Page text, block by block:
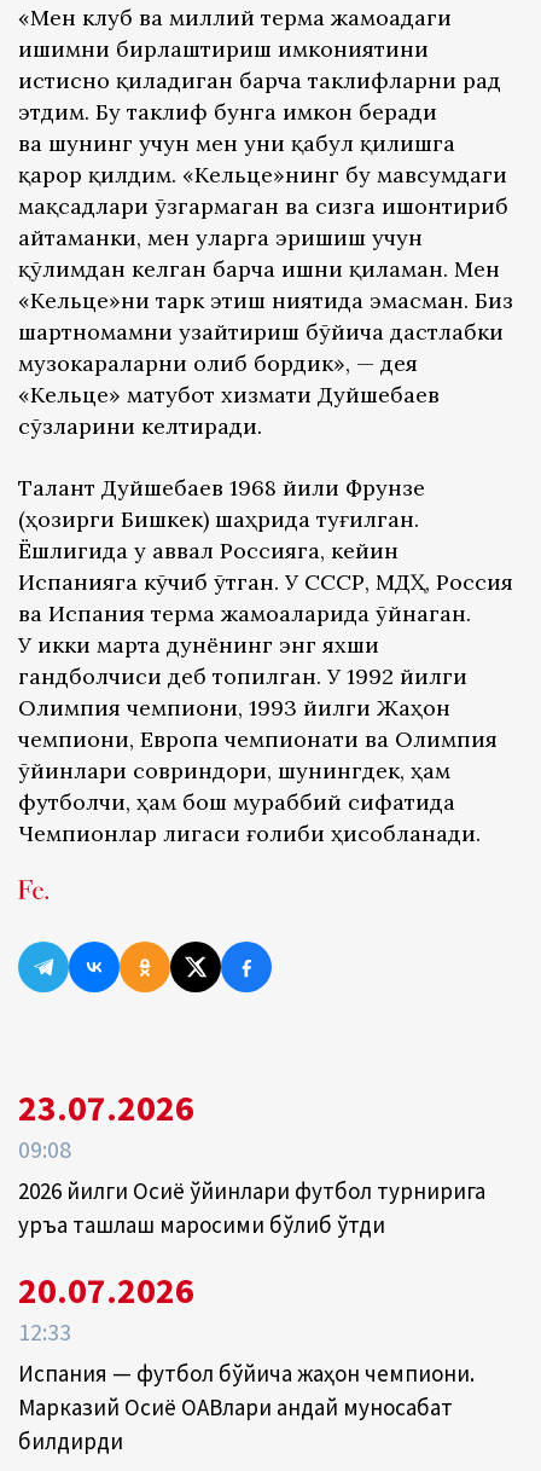
«Мен клуб ва миллий терма жамоадаги
ишимни бирлаштириш имкониятини
истисно қиладиган барча таклифларни рад
этдим. Бу таклиф бунга имкон беради
ва шунинг учун мен уни қабул қилишга
қарор қилдим. «Кельце»нинг бу мавсумдаги
мақсадлари ўзгармаган ва сизга ишонтириб
айтаманки, мен уларга эришиш учун
қўлимдан келган барча ишни қиламан. Мен
«Кельце»ни тарк этиш ниятида эмасман. Биз
шартномамни узайтириш бўйича дастлабки
музокараларни олиб бордик», — дея
«Кельце» матубот хизмати Дуйшебаев
сўзларини келтиради.
Талант Дуйшебаев 1968 йили Фрунзе
(ҳозирги Бишкек) шаҳрида туғилган.
Ёшлигида у аввал Россияга, кейин
Испанияга кўчиб ўтган. У СССР, МДҲ, Россия
ва Испания терма жамоаларида ўйнаган.
У икки марта дунёнинг энг яхши
гандболчиси деб топилган. У 1992 йилги
Олимпия чемпиони, 1993 йилги Жаҳон
чемпиони, Европа чемпионати ва Олимпия
ўйинлари совриндори, шунингдек, ҳам
футболчи, ҳам бош мураббий сифатида
Чемпионлар лигаси ғолиби ҳисобланади.
23.07.2026
09:08
2026 йилги Осиё ўйинлари футбол турнирига
қуръа ташлаш маросими бўлиб ўтди
20.07.2026
12:33
Испания — футбол бўйича жаҳон чемпиони.
Марказий Осиё ОАВлари қандай муносабат
билдирди